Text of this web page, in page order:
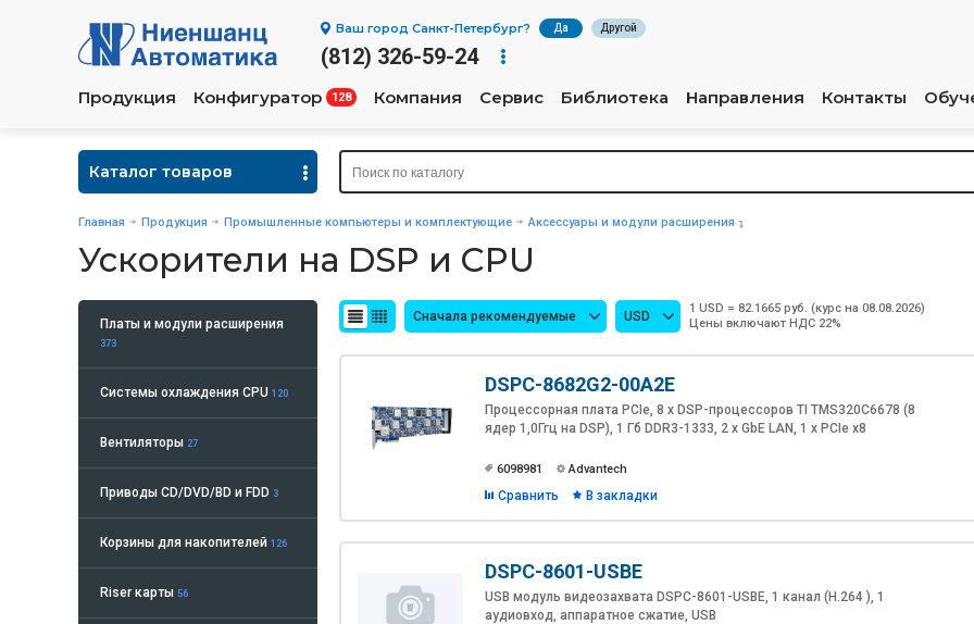
Ваш город Санкт-Петербург? Да Другой
(812) 326-59-24
Продукция Конфигуратор 128 Компания Сервис Библиотека Направления Контакты
Каталог товаров
Главная Продукция Промышленные компьютеры и комплектующие Аксессуары и модули расширения
Ускорители на DSP и CPU
Платы и модули расширения
373
Системы охлаждения CPU 120
Вентиляторы 27
Приводы CD/DVD/BD и FDD 3
Корзины для накопителей 126
Riser карты 56
Сначала рекомендуемые USD
1 USD = 82.1665 руб. (курс на 08.08.2026)
Цены включают НДС 22%
DSPC-8682G2-00A2E
Процессорная плата PCIe, 8 x DSP-процессоров TI TMS320C6678 (8
ядер 1,0Ггц на DSP), 1 Гб DDR3-1333, 2 x GbE LAN, 1 x PCIe x8
6098981 Advantech
Сравнить В закладки
DSPC-8601-USBE
USB модуль видеозахвата DSPC-8601-USBE, 1 канал (H.264 ), 1
аудиовход, аппаратное сжатие, USB